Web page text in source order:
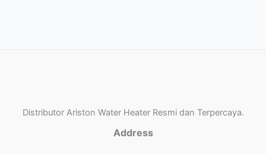
Distributor Ariston Water Heater Resmi dan Terpercaya.
Address